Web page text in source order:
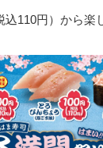
110円）から楽